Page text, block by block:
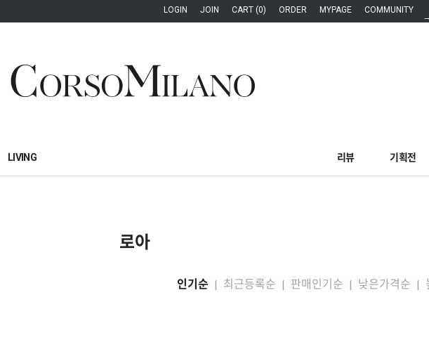
LOGIN JOIN CART (0) ORDER MYPAGE COMMUNITY
LIVING 리뷰 기획전
로아
인기순 최근등록순 판매인기순 낮은가격순